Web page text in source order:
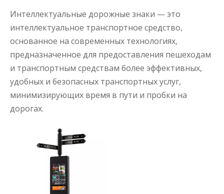
Интеллектуальные дорожные знаки — это
интеллектуальное транспортное средство,
основанное на современных технологиях,
предназначенное для предоставления пешеходам
и транспортным средствам более эффективных,
удобных и безопасных транспортных услуг,
минимизирующих время в пути и пробки на
дорогах.